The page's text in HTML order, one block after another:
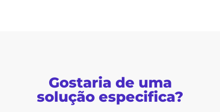
Gostaria de uma
solução especifica?